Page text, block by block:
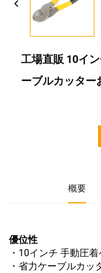
工場直販 10イ
ーブルカッター
概要
優位性
・10インチ 手動圧
・省力ケーブルカッ